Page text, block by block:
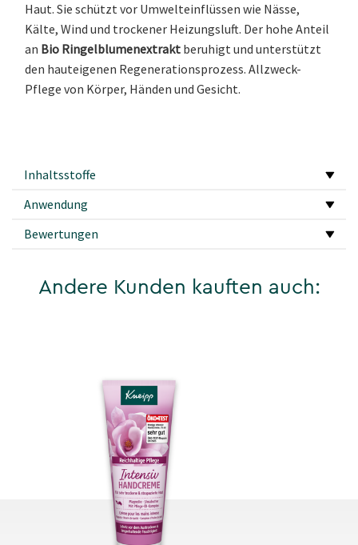
Haut. Sie schützt vor Umwelteinflüssen wie Nässe,
Kälte, Wind und trockener Heizungsluft. Der hohe Anteil
an Bio Ringelblumenextrakt beruhigt und unterstützt
den hauteigenen Regenerationsprozess. Allzweck-
Pflege von Körper, Händen und Gesicht.
Inhaltsstoffe
Anwendung
Bewertungen
Andere Kunden kauften auch: